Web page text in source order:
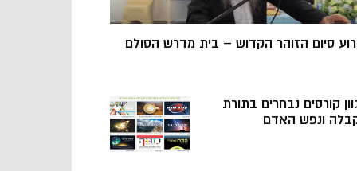
סיום הזוהר הקדוש – בית מדרש הסולם
קורסים נבחרים בתורת
ונפש האדם